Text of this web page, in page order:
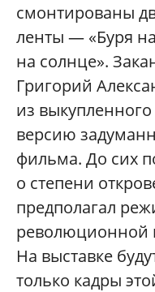
смонтированы
ленты — «Буря
на солнце».
Григорий
из
версию
фильма. До сих
о степени
предполагал
революционной
На выставке
только кадры